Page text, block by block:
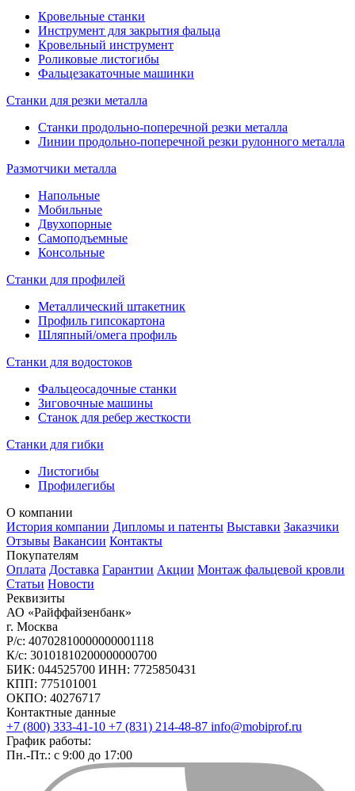
Кровельные станки
Инструмент для закрытия фальца
Кровельный инструмент
Роликовые листогибы
Фальцезакаточные машинки
Станки для резки металла
Станки продольно-поперечной резки металла
Линии продольно-поперечной резки рулонного металла
Размотчики металла
Напольные
Мобильные
Двухопорные
Самоподъемные
Консольные
Станки для профилей
Металлический штакетник
Профиль гипсокартона
Шляпный/омега профиль
Станки для водостоков
Фальцеосадочные станки
Зиговочные машины
Станок для ребер жесткости
Станки для гибки
Листогибы
Профилегибы
О компании
История компании Дипломы и патенты Выставки Заказчики
Отзывы Вакансии Контакты
Покупателям
Оплата Доставка Гарантии Акции Монтаж фальцевой кровли
Статьи Новости
Реквизиты
АО «Райффайзенбанк»
г. Москва
Р/с: 40702810000000001118
К/с: 30101810200000000700
БИК: 044525700 ИНН: 7725850431
КПП: 775101001
ОКПО: 40276717
Контактные данные
+7 (800) 333-41-10 +7 (831) 214-48-87 info@mobiprof.ru
График работы:
Пн.-Пт.: с 9:00 до 17:00